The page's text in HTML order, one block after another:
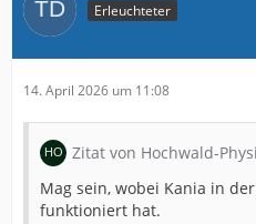
Erleuchteter
14. April 2026 um 11:08
Zitat von Hochwald-
Mag sein, wobei Kania in
funktioniert hat.